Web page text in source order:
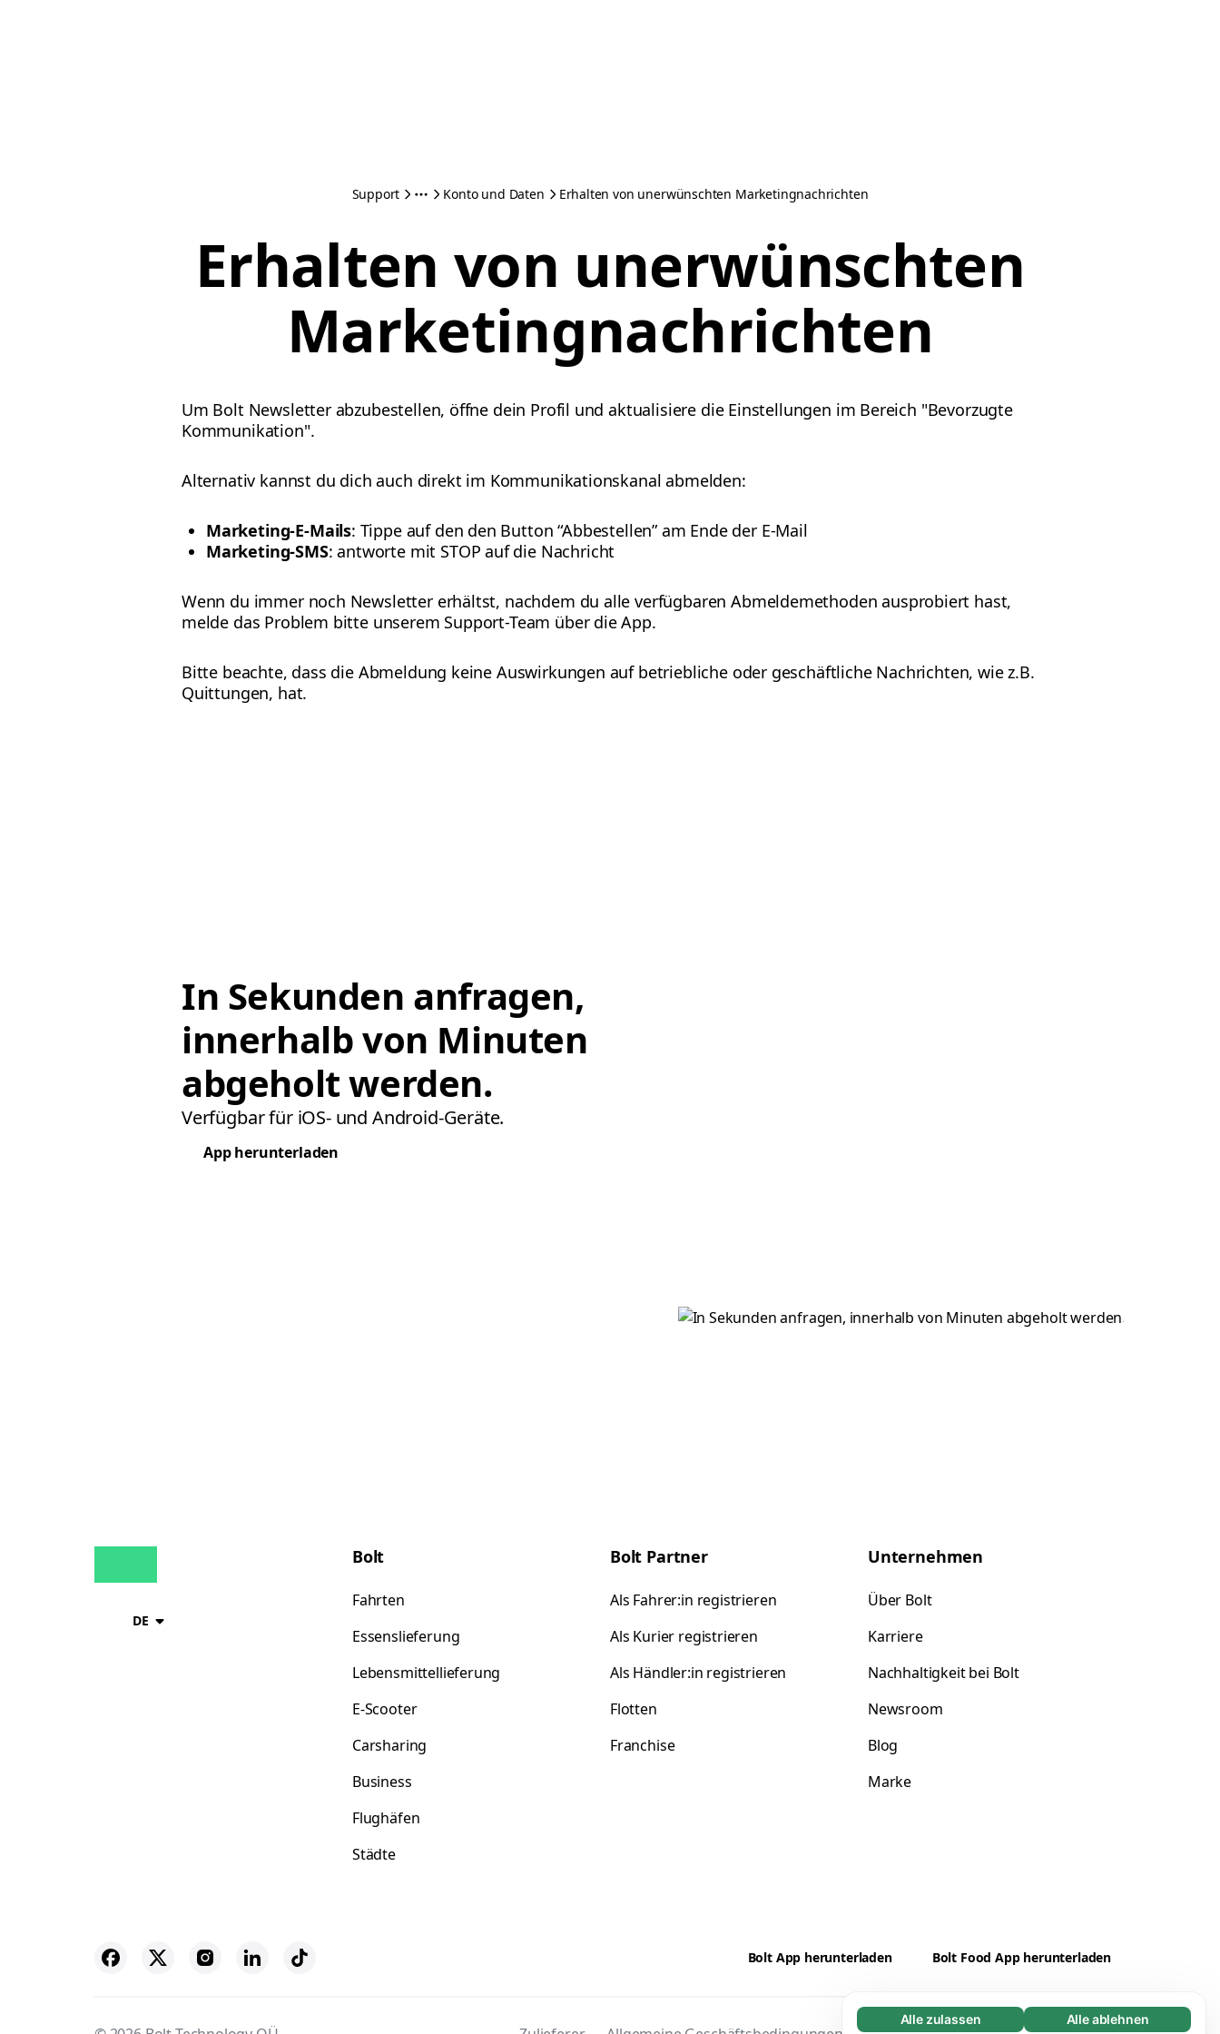
Alle zulassen Alle ablehnen
Support Konto und Daten Erhalten von unerwünschten Marketingnachrichten
Erhalten von unerwünschten
Marketingnachrichten
Um Bolt Newsletter abzubestellen, öffne dein Profil und aktualisiere die Einstellungen im Bereich "Bevorzugte
Kommunikation".
Alternativ kannst du dich auch direkt im Kommunikationskanal abmelden:
Marketing-E-Mails: Tippe auf den den Button “Abbestellen” am Ende der E-Mail
Marketing-SMS: antworte mit STOP auf die Nachricht
Wenn du immer noch Newsletter erhältst, nachdem du alle verfügbaren Abmeldemethoden ausprobiert hast,
melde das Problem bitte unserem Support-Team über die App.
Bitte beachte, dass die Abmeldung keine Auswirkungen auf betriebliche oder geschäftliche Nachrichten, wie z.B.
Quittungen, hat.
In Sekunden anfragen,
innerhalb von Minuten
abgeholt werden.
Verfügbar für iOS- und Android-Geräte.
App herunterladen
DE
Bolt
Fahrten
Essenslieferung
Lebensmittellieferung
E-Scooter
Carsharing
Business
Flughäfen
Städte
Bolt Partner
Als Fahrer:in registrieren
Als Kurier registrieren
Als Händler:in registrieren
Flotten
Franchise
Unternehmen
Über Bolt
Karriere
Nachhaltigkeit bei Bolt
Newsroom
Blog
Marke
Bolt App herunterladen Bolt Food App herunterladen